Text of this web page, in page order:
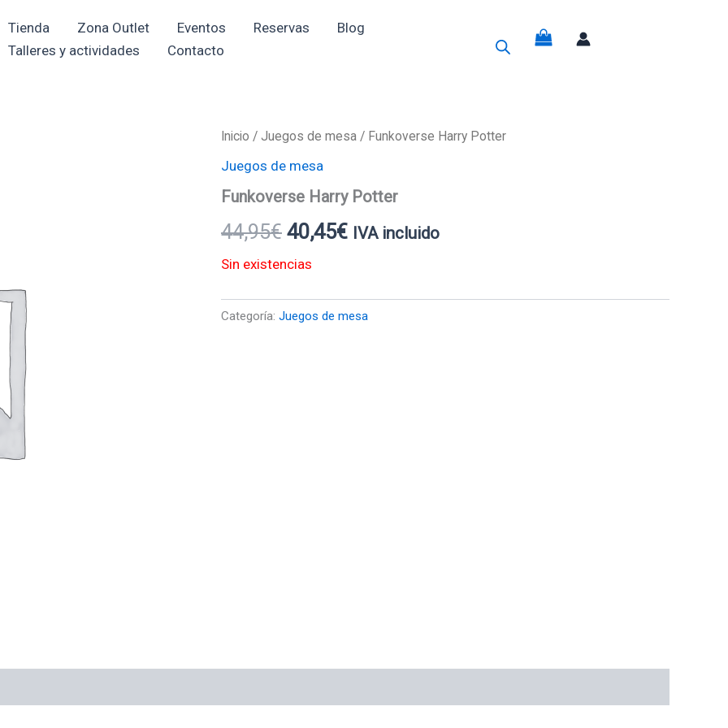
Tienda Zona Outlet Eventos Reservas
Blog
Talleres y actividades
Contacto
Inicio / Juegos de mesa / Funkoverse Harry Potter
Juegos de mesa
Funkoverse Harry Potter
44,95€
El
precio
original
era:
40,45€
El
actual
es:
IVA incluido
Sin existencias
Categoría: Juegos de mesa